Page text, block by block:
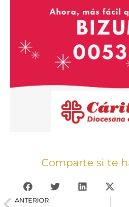
Comparte si te
ANTERIOR